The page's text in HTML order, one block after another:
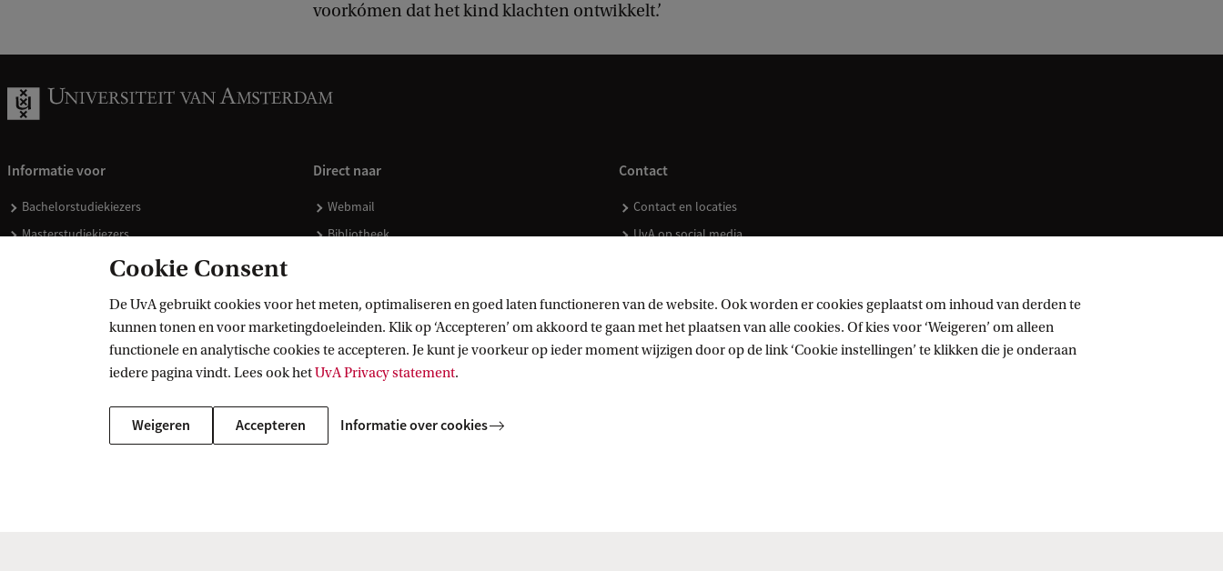
voorkómen dat het kind klachten ontwikkelt.’
Informatie voor
Bachelorstudiekiezers
Masterstudiekiezers
Schooldecanen en vakdocenten
Direct naar
Webmail
Bibliotheek
Doneren
Merchandise kopen
Contact
Contact en locaties
UvA op social media
Cookie Consent
De UvA gebruikt cookies voor het meten, optimaliseren en goed laten functioneren van de website. Ook worden er cookies geplaatst om inhoud van derden te
kunnen tonen en voor marketingdoeleinden. Klik op ‘Accepteren’ om akkoord te gaan met het plaatsen van alle cookies. Of kies voor ‘Weigeren’ om alleen
functionele en analytische cookies te accepteren. Je kunt je voorkeur op ieder moment wijzigen door op de link ‘Cookie instellingen’ te klikken die je onderaan
iedere pagina vindt. Lees ook hetUvA Privacy statement.
Weigeren Accepteren Informatie over cookies